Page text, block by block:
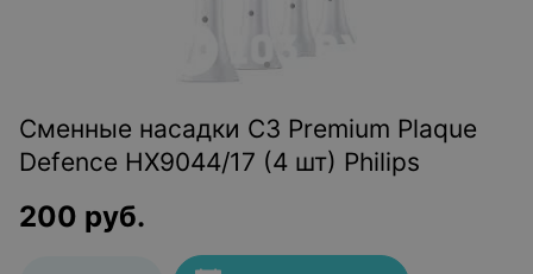
Сменные насадки C3 Premium Plaque
Defence HX9044/17 (4 шт) Philips
200 руб.